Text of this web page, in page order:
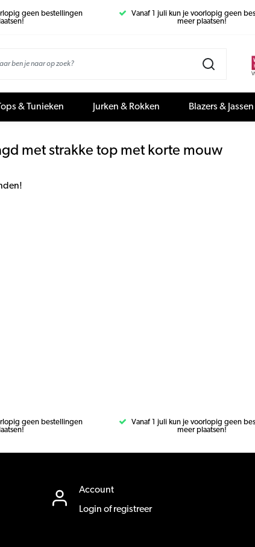
geen bestellingen
Vanaf 1 juli kun je voorlopig geen
meer plaatsen!
& Tunieken Jurken & Rokken Blazers & Jassen
met strakke top met korte mouw
geen bestellingen
Vanaf 1 juli kun je voorlopig geen
meer plaatsen!
Account
Login of registreer